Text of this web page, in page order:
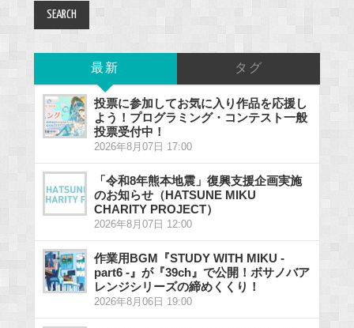
最新 タグ
投票に参加してお気に入り作品を応援し
よう！プログラミング・コンテスト一般
投票受付中！
2026年8月07日 17:00
「令和8年熊本地震」復興支援企画実施
のお知らせ（HATSUNE MIKU
CHARITY PROJECT）
2026年8月07日 12:00
作業用BGM『STUDY WITH MIKU -
part6 -』が『39ch』で公開！ボサノバア
レンジシリーズの締めくくり！
2026年8月06日 19:00